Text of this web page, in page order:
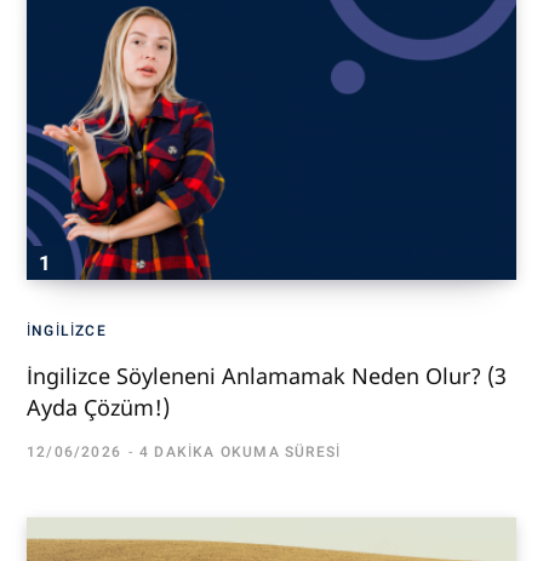
İNGILIZCE
İngilizce Söyleneni Anlamamak Neden Olur? (3
Ayda Çözüm!)
12/06/2026 4 DAKIKA OKUMA SÜRESI